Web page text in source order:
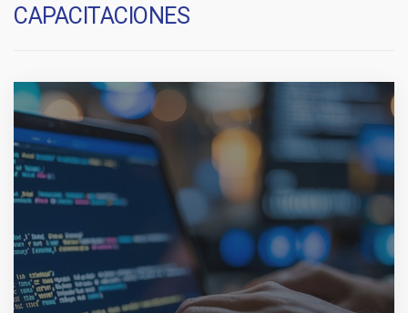
CAPACITACIONES